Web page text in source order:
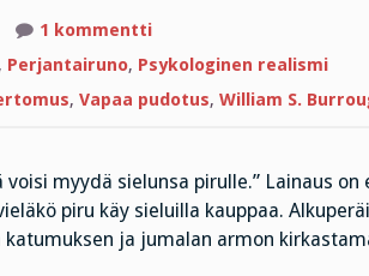
1 kommenttiartikkeliin
pirulle
myyty
sielu
ja
, Perjantairuno, Psykologinen realismi
, Vapaa pudotus, William S.
myydä sielunsa pirulle.” Lainaus on
piru käy sieluilla kauppaa.
ja jumalan armon